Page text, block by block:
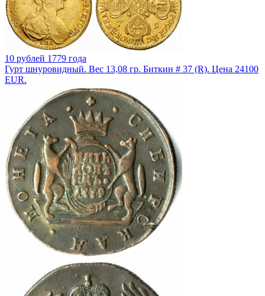
10 рублей 1779 года
Гурт шнуровидный. Вес 13,08 гр. Биткин # 37 (R). Цена 24100
EUR.